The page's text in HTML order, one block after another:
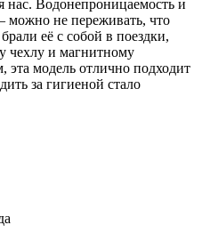
нас. Водонепроницаемость и
можно не переживать, что
её с собой в поездки,
чехлу и магнитному
эта модель отлично подходит
за гигиеной стало